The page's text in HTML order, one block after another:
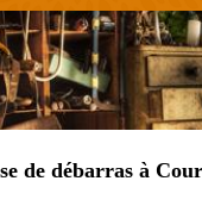
de débarras à